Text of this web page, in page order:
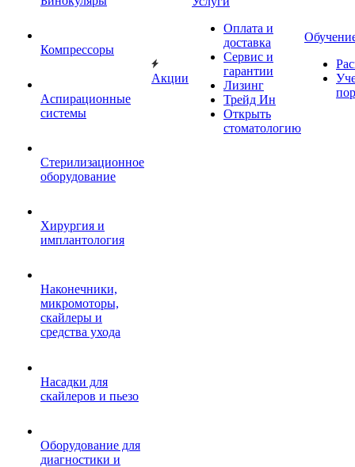
Компрессоры
Аспирационные
системы
Стерилизационное
оборудование
Хирургия и
имплантология
Наконечники,
микромоторы,
скайлеры и
средства ухода
Насадки для
скайлеров и пьезо
Оборудование для
диагностики и
Акции
Оплата и
доставка
Сервис и
гарантии
Лизинг
Трейд Ин
Открыть
стоматологию